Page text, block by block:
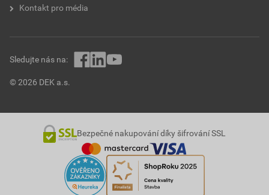
Kontakt pro média
© 2026 DEK a.s.
Sledujte nás na:
Bezpečné nakupování díky šifrování SSL